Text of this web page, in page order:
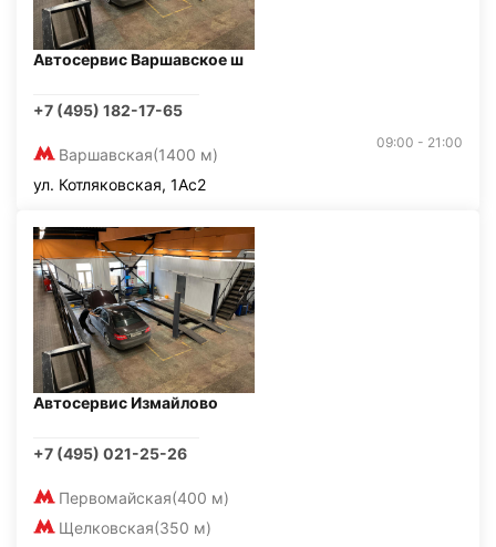
Автосервис Варшавское ш
+7 (495) 182-17-65
Варшавская(1400 м)
09:00 - 21:00
ул. Котляковская, 1Ас2
Автосервис Измайлово
+7 (495) 021-25-26
Первомайская(400 м)
Щелковская(350 м)